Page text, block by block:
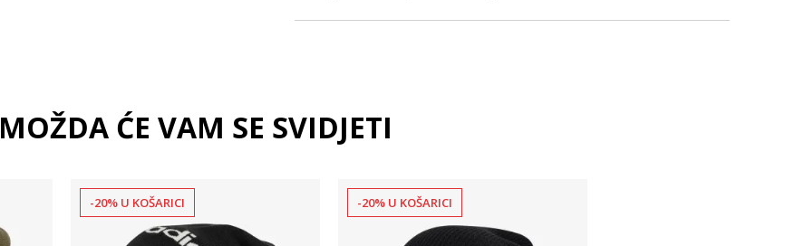
MOŽDA ĆE VAM SE SVIDJETI
-20% U KOŠARICI -20% U KOŠARICI